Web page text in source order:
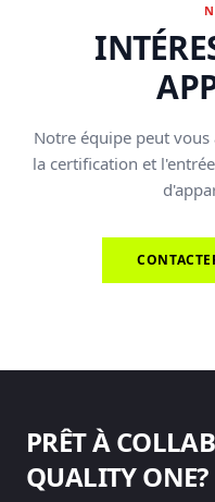
Notre équipe peut
la certification et
PRÊT À
QUALITY ONE?